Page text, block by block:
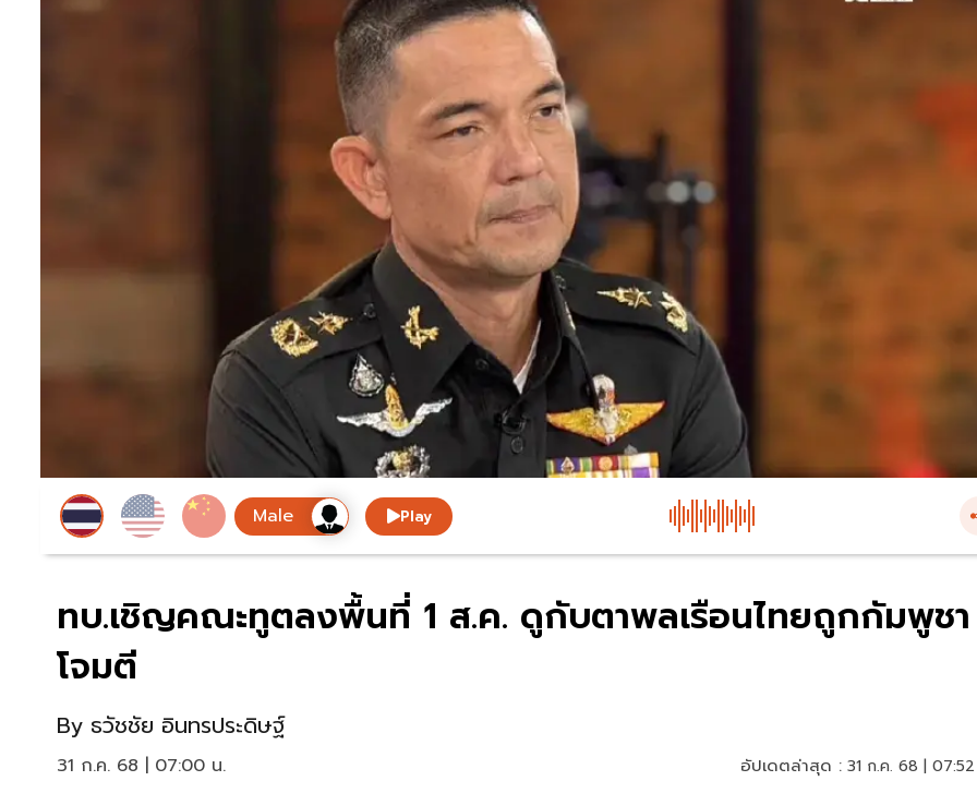
Play
ทบ.เชิญคณะทูตลงพื้นที่ 1 ส.ค. ดูกับตาพลเรือนไทยถูกกัมพูชา
โจมตี
By ธวัชชัย อินทรประดิษฐ์
31 ก.ค. 68 | 07:00 น. อัปเดตล่าสุด : 31 ก.ค. 68 |